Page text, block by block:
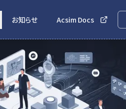
お知らせ Acsim Docs